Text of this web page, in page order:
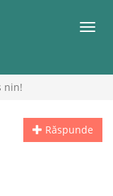
nin!
Răspunde